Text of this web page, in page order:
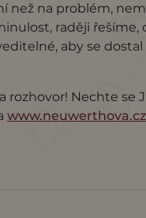
než na problém,
raději řešíme,
aby se
rozhovor! Nechte se
www.neuwerthova.cz